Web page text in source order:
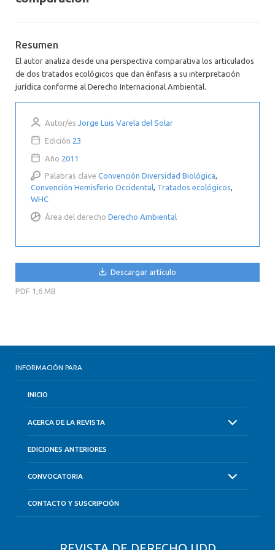
Resumen
El autor analiza desde una perspectiva comparativa los articulados
de dos tratados ecológicos que dan énfasis a su interpretación
jurídica conforme al Derecho Internacional Ambiental.
Autor/es Jorge Luis Varela del Solar
Edición 23
Año 2011
Palabras clave Convención Diversidad Biológica,
Convención Hemisferio Occidental, Tratados ecológicos,
WHC
Área del derecho Derecho Ambiental
Descargar artículo
PDF 1,6 MB
INFORMACIÓN PARA
INICIO
ACERCA DE LA REVISTA
EDICIONES ANTERIORES
CONVOCATORIA
CONTACTO Y SUSCRIPCIÓN